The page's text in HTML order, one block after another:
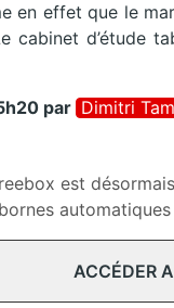
en effet que le
cabinet d’étude
par Dimitri
est désormais
automatiques
ACCÉDER